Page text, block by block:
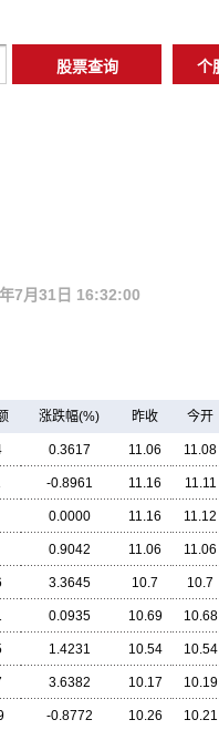
7月31日 16:32:00
涨跌幅(%) 昨收 今开
0.3617 11.06 11.08
-0.8961 11.16 11.11
0.0000 11.16 11.12
0.9042 11.06 11.06
3.3645 10.7 10.7
0.0935 10.69 10.68
1.4231 10.54 10.54
3.6382 10.17 10.19
-0.8772 10.26 10.21